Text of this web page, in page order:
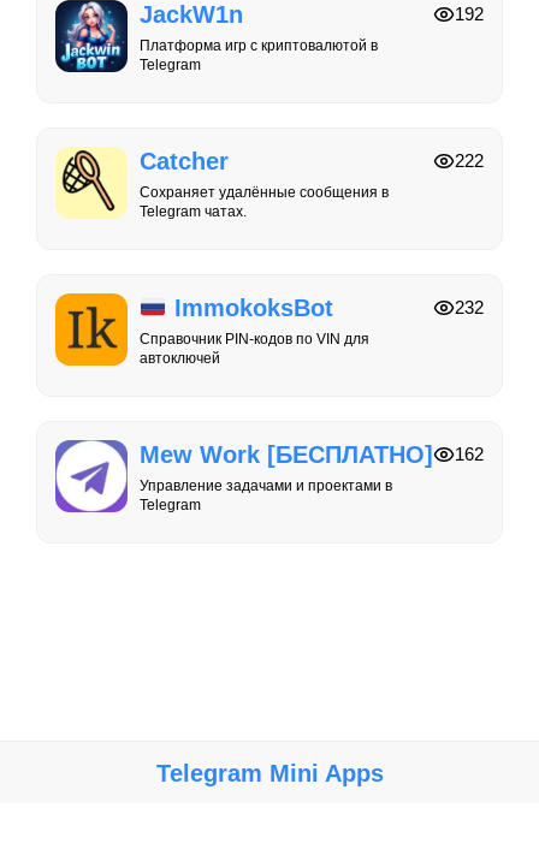
JackW1n
Платформа игр с криптовалютой в
Telegram
192
Catcher
Сохраняет удалённые сообщения в
Telegram чатах.
222
ImmokoksBot
Справочник PIN-кодов по VIN для
автоключей
232
Mew Work [БЕСПЛАТНО]
Управление задачами и проектами в
Telegram
162
Telegram Mini Apps